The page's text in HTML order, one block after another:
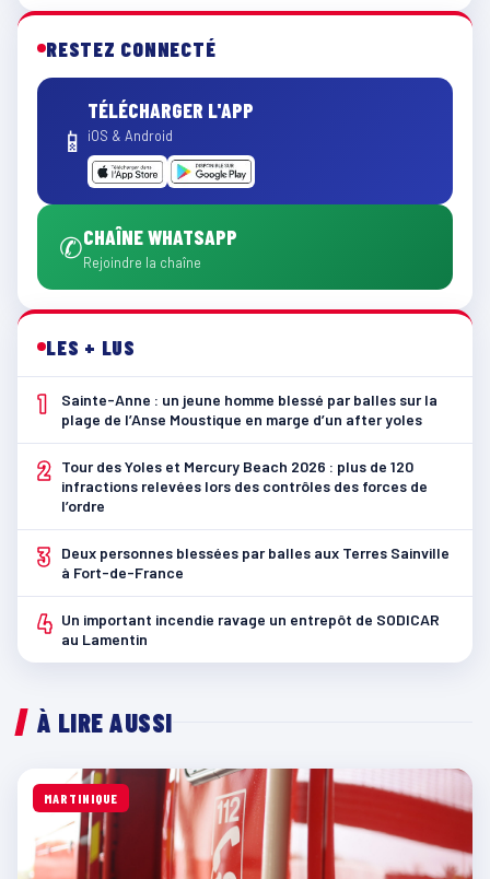
RESTEZ CONNECTÉ
📱
TÉLÉCHARGER L'APP
iOS & Android
✆CHAÎNE WHATSAPP
Rejoindre la chaîne
LES + LUS
1
Sainte-Anne : un jeune homme blessé par balles sur la
plage de l’Anse Moustique en marge d’un after yoles
2
Tour des Yoles et Mercury Beach 2026 : plus de 120
infractions relevées lors des contrôles des forces de
l’ordre
3
Deux personnes blessées par balles aux Terres Sainville
à Fort-de-France
4 Un important incendie ravage un entrepôt de SODICAR
au Lamentin
À LIRE AUSSI
MARTINIQUE